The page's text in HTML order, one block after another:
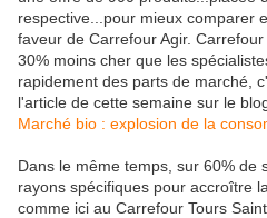
respective...pour mieux comparer
faveur de Carrefour Agir.
30% moins cher que les
rapidement des parts de marché,
l'article de cette semaine sur le
Marché bio : explosion de la
Dans le même temps, sur 60% de
rayons spécifiques pour accroître
comme ici au Carrefour Tours